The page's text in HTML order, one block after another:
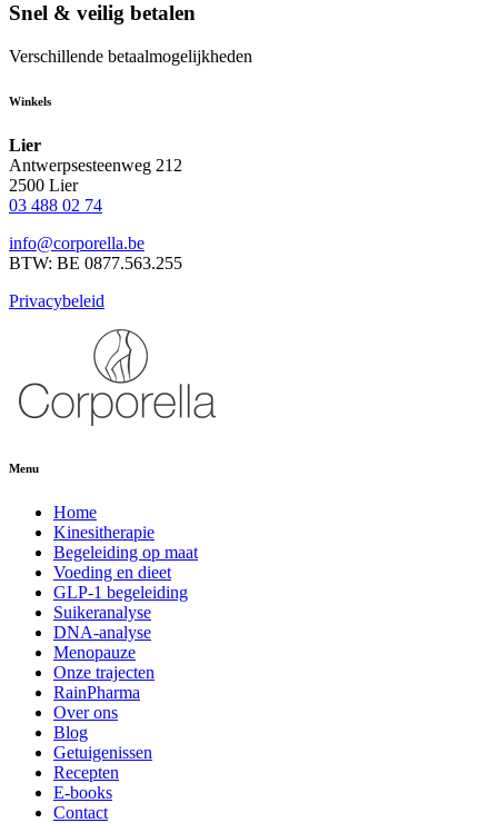
Snel & veilig betalen
Verschillende betaalmogelijkheden
Winkels
Lier
Antwerpsesteenweg 212
2500 Lier
03 488 02 74
info@corporella.be
BTW: BE 0877.563.255
Privacybeleid
Menu
Home
Kinesitherapie
Begeleiding op maat
Voeding en dieet
GLP-1 begeleiding
Suikeranalyse
DNA-analyse
Menopauze
Onze trajecten
RainPharma
Over ons
Blog
Getuigenissen
Recepten
E-books
Contact